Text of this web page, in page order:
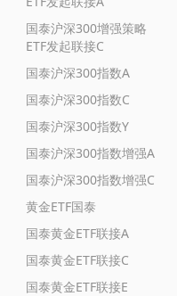
国泰沪深300增强策略
ETF发起联接C
国泰沪深300指数A
国泰沪深300指数C
国泰沪深300指数Y
国泰沪深300指数增强A
国泰沪深300指数增强C
黄金ETF国泰
国泰黄金ETF联接A
国泰黄金ETF联接C
国泰黄金ETF联接E